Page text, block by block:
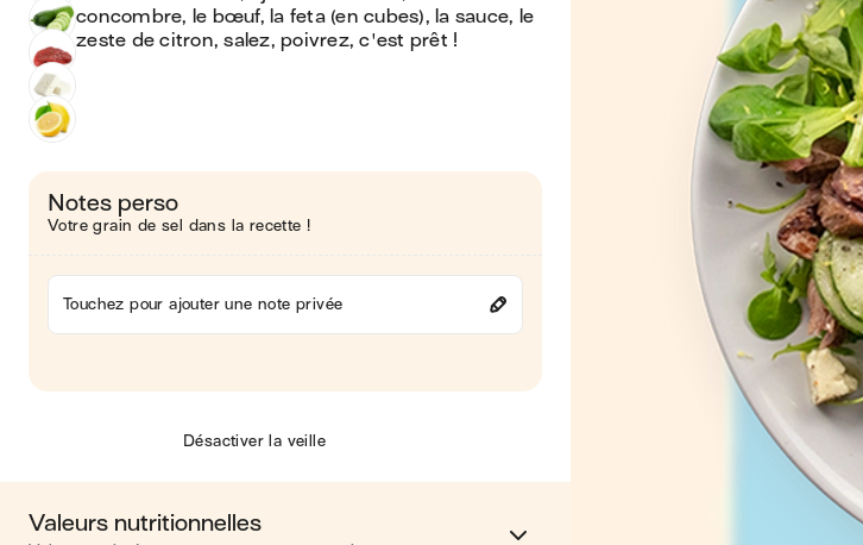
concombre, le bœuf, la feta (en cubes), la sauce, le
zeste de citron, salez, poivrez, c'est prêt !
Notes perso
Votre grain de sel dans la recette !
Touchez pour ajouter une note privée
Désactiver la veille
Valeurs nutritionnelles